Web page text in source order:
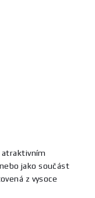
atraktivním
jako součást
z vysoce